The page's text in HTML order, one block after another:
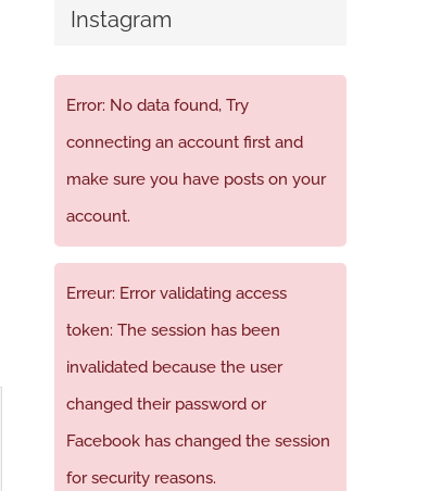
Instagram
Error: No data found, Try
connecting an account first and
make sure you have posts on your
account.
Erreur: Error validating access
token: The session has been
invalidated because the user
changed their password or
Facebook has changed the session
for security reasons.